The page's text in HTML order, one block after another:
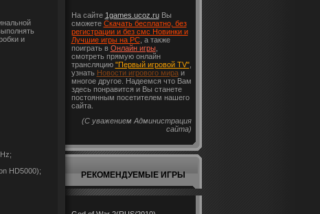
и
HD5000);
На сайте 1games.ucoz.ruВы
сможете Скачать бесплатно, без
регистрации и без смс Новинки и
Лучшие игры на PC, а также
поиграть в Онлайн игры,
смотреть прямую онлайн
трансляцию "Первый игровой TV",
узнать Новости игрового мираи
многое другое. Надеемся что Вам
здесь понравится и Вы станете
постоянным посетителем нашего
сайта.
(С уважением Администрация
сайта)
РЕКОМЕНДУЕМЫЕ ИГРЫ